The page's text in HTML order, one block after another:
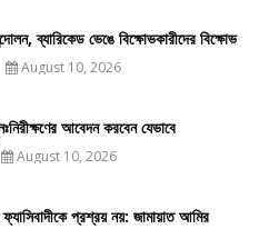
ব্যারিকেড ভেঙে বিক্ষোভকারীদের বিক্ষোভ
August 10, 2026
আবেদন করবেন যেভাবে
August 10, 2026
ফ্যাসিবাদীকে প্রশ্রয় নয়: জামায়াত আমির